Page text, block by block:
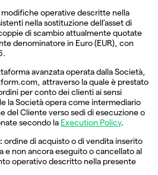
modifiche operative descritte nella
nella sostituzione dell’asset di
di scambio attualmente quotate
denominatore in Euro (EUR), con
avanzata operata dalla Società,
attraverso la quale è prestato
per conto dei clienti ai sensi
la Società opera come intermediario
del Cliente verso sedi di esecuzione o
secondo la Execution Policy.
ordine di acquisto o di vendita inserito
e non ancora eseguito o cancellato al
operativo descritto nella presente